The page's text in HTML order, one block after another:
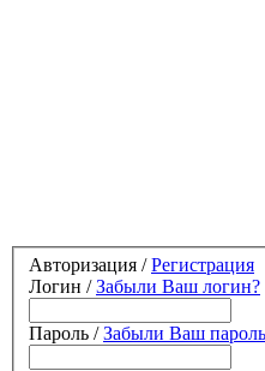
Авторизация /Регистрация
Логин /Забыли Ваш логин?
Пароль /Забыли Ваш